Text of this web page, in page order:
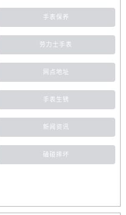
手表保养
劳力士手表
网点地址
手表生锈
新闻资讯
磕碰摔坏